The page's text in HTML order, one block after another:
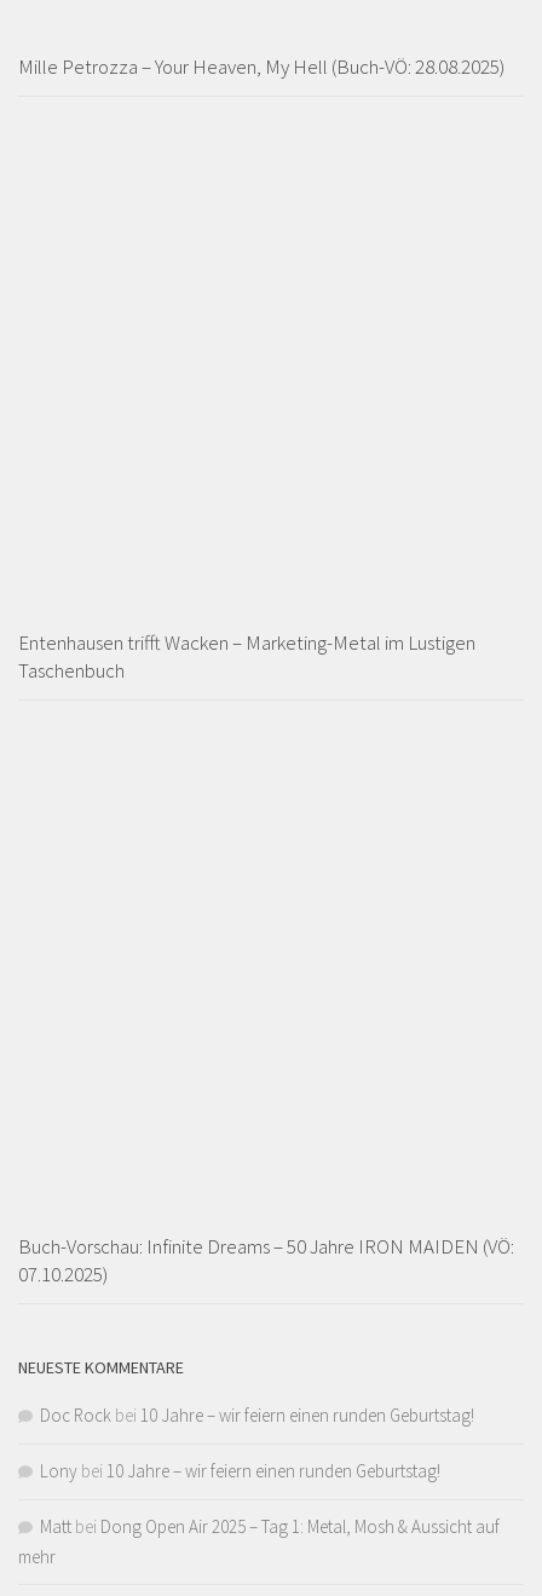
Mille Petrozza – Your Heaven, My Hell (Buch-VÖ: 28.08.2025)
Entenhausen trifft Wacken – Marketing-Metal im Lustigen
Taschenbuch
Buch-Vorschau: Infinite Dreams – 50 Jahre IRON MAIDEN (VÖ:
07.10.2025)
NEUESTE KOMMENTARE
Doc Rock bei 10 Jahre – wir feiern einen runden Geburtstag!
Lony bei 10 Jahre – wir feiern einen runden Geburtstag!
Matt bei Dong Open Air 2025 – Tag 1: Metal, Mosh & Aussicht auf
mehr